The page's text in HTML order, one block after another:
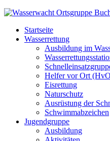
Startseite
Wasserrettung
Ausbildung im
Helfer vor Ort
Eisrettung
Naturschutz
Ausrüstung der
Schwimmabzeichen
Jugendgruppe
Ausbildung